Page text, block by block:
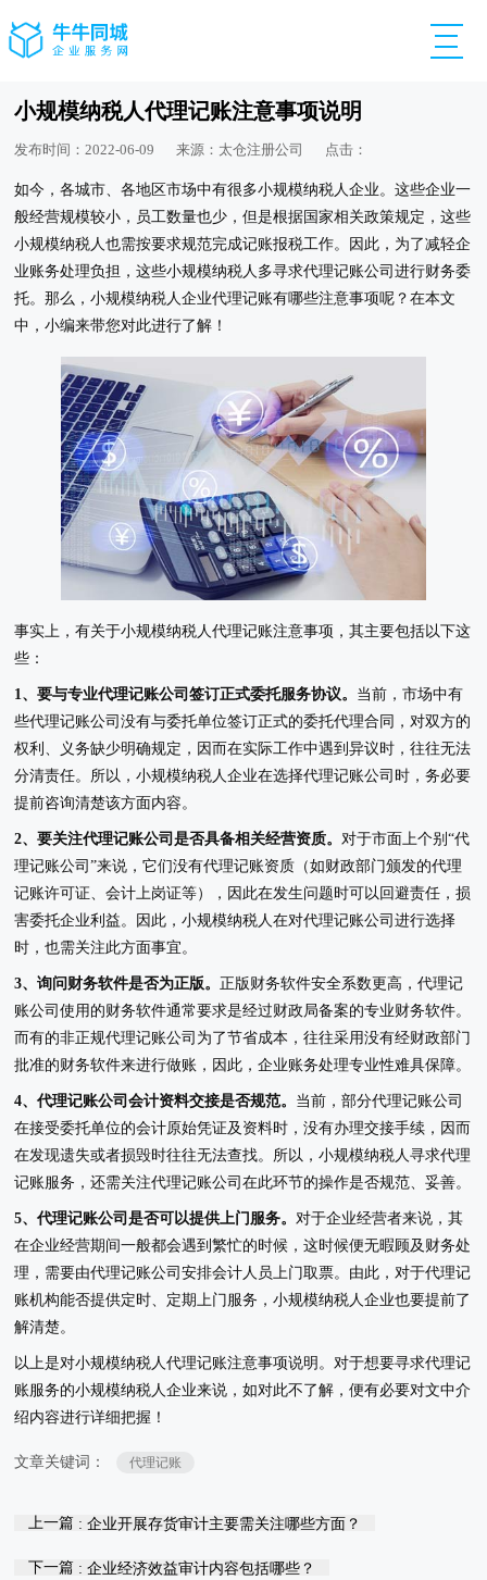
小规模纳税人代理记账注意事项说明
发布时间：2022-06-09 来源：太仓注册公司 点击：
如今，各城市、各地区市场中有很多小规模纳税人企业。这些企业一
般经营规模较小，员工数量也少，但是根据国家相关政策规定，这些
小规模纳税人也需按要求规范完成记账报税工作。因此，为了减轻企
业账务处理负担，这些小规模纳税人多寻求代理记账公司进行财务委
托。那么，小规模纳税人企业代理记账有哪些注意事项呢？在本文
中，小编来带您对此进行了解！
事实上，有关于小规模纳税人代理记账注意事项，其主要包括以下这
些：
1、要与专业代理记账公司签订正式委托服务协议。 当前，市场中有
些代理记账公司没有与委托单位签订正式的委托代理合同，对双方的
权利、义务缺少明确规定，因而在实际工作中遇到异议时，往往无法
分清责任。所以，小规模纳税人企业在选择代理记账公司时，务必要
提前咨询清楚该方面内容。
2、要关注代理记账公司是否具备相关经营资质。对于市面上个别“代
理记账公司”来说，它们没有代理记账资质（如财政部门颁发的代理
记账许可证、会计上岗证等），因此在发生问题时可以回避责任，损
害委托企业利益。因此，小规模纳税人在对代理记账公司进行选择
时，也需关注此方面事宜。
3、询问财务软件是否为正版。 正版财务软件安全系数更高，代理记
账公司使用的财务软件通常要求是经过财政局备案的专业财务软件。
而有的非正规代理记账公司为了节省成本，往往采用没有经财政部门
批准的财务软件来进行做账，因此，企业账务处理专业性难具保障。
4、代理记账公司会计资料交接是否规范。 当前，部分代理记账公司
在接受委托单位的会计原始凭证及资料时，没有办理交接手续，因而
在发现遗失或者损毁时往往无法查找。所以，小规模纳税人寻求代理
记账服务，还需关注代理记账公司在此环节的操作是否规范、妥善。
5、代理记账公司是否可以提供上门服务。对于企业经营者来说，其
在企业经营期间一般都会遇到繁忙的时候，这时候便无暇顾及财务处
理，需要由代理记账公司安排会计人员上门取票。由此，对于代理记
账机构能否提供定时、定期上门服务，小规模纳税人企业也要提前了
解清楚。
以上是对小规模纳税人代理记账注意事项说明。对于想要寻求代理记
账服务的小规模纳税人企业来说，如对此不了解，便有必要对文中介
绍内容进行详细把握！
文章关键词： 代理记账
上一篇 : 企业开展存货审计主要需关注哪些方面？
下一篇 : 企业经济效益审计内容包括哪些？